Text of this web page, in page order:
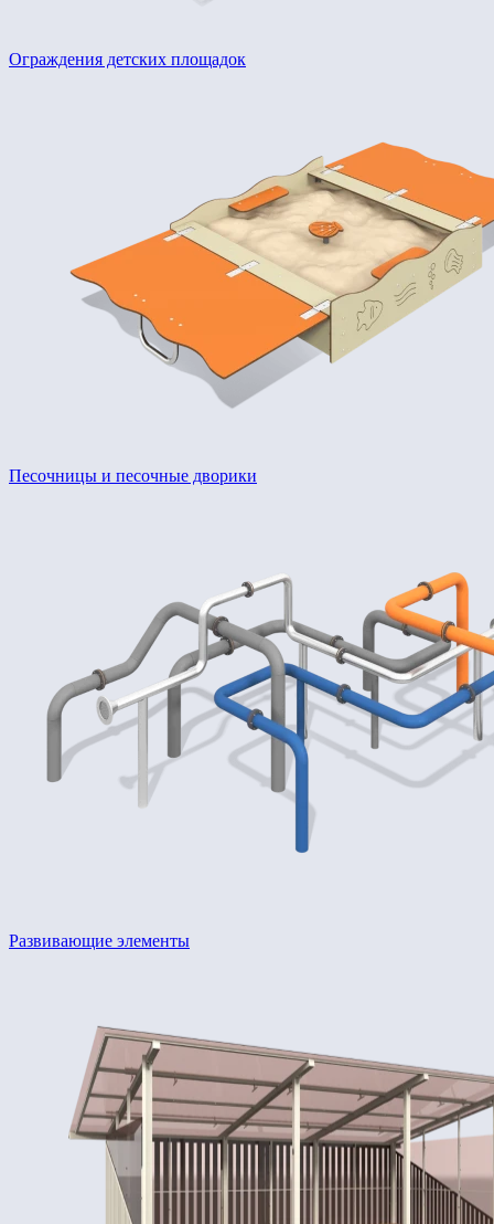
Ограждения детских площадок
Песочницы и песочные дворики
Развивающие элементы